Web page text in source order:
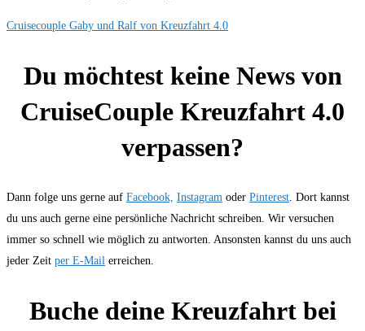
Cruisecouple Gaby und Ralf von Kreuzfahrt 4.0
Du möchtest keine News von
CruiseCouple Kreuzfahrt 4.0
verpassen?
Dann folge uns gerne auf Facebook, Instagram oder Pinterest . Dort kannst
du uns auch gerne eine persönliche Nachricht schreiben. Wir versuchen
immer so schnell wie möglich zu antworten. Ansonsten kannst du uns auch
jeder Zeit per E-Mail erreichen.
Buche deine Kreuzfahrt bei